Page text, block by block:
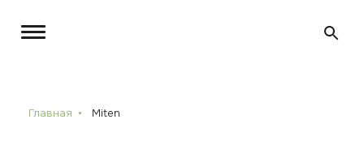
Главная Miten